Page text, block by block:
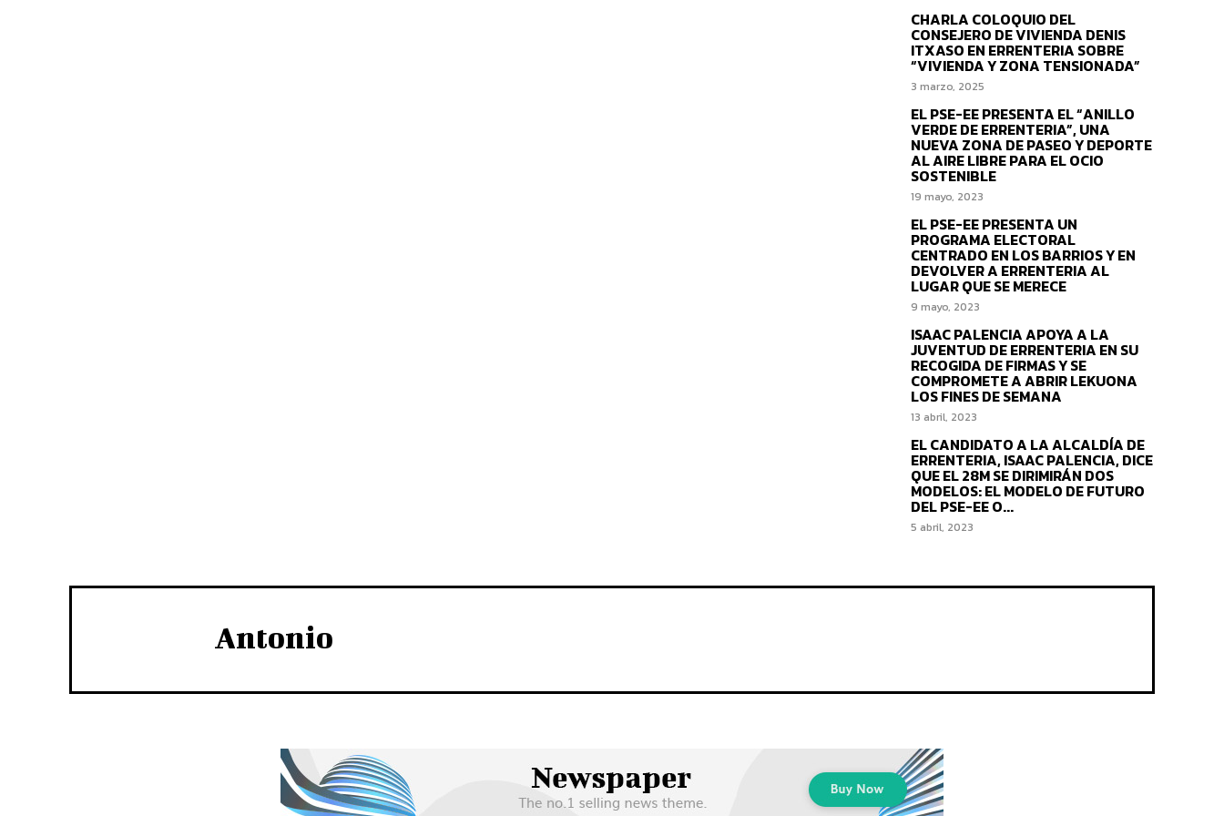
CHARLA COLOQUIO DEL
CONSEJERO DE VIVIENDA DENIS
ITXASO EN ERRENTERIA SOBRE
“VIVIENDA Y ZONA TENSIONADA”
3 marzo, 2025
EL PSE-EE PRESENTA EL “ANILLO
VERDE DE ERRENTERIA”, UNA
NUEVA ZONA DE PASEO Y DEPORTE
AL AIRE LIBRE PARA EL OCIO
SOSTENIBLE
19 mayo, 2023
EL PSE-EE PRESENTA UN
PROGRAMA ELECTORAL
CENTRADO EN LOS BARRIOS Y EN
DEVOLVER A ERRENTERIA AL
LUGAR QUE SE MERECE
9 mayo, 2023
ISAAC PALENCIA APOYA A LA
JUVENTUD DE ERRENTERIA EN SU
RECOGIDA DE FIRMAS Y SE
COMPROMETE A ABRIR LEKUONA
LOS FINES DE SEMANA
13 abril, 2023
EL CANDIDATO A LA ALCALDÍA DE
ERRENTERIA, ISAAC PALENCIA, DICE
QUE EL 28M SE DIRIMIRÁN DOS
MODELOS: EL MODELO DE FUTURO
DEL PSE-EE O...
5 abril, 2023
Antonio